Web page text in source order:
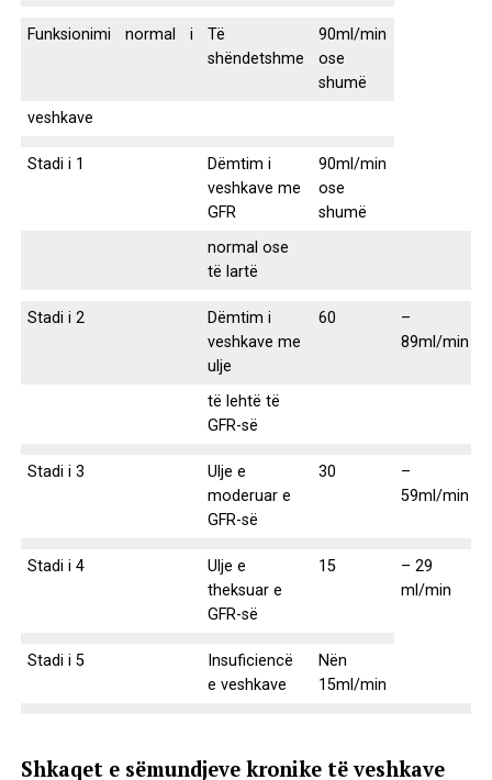
Funksionimi normal i
Të
shëndetshme
90ml/min
ose
shumë
veshkave
Stadi i 1
Dëmtim i
veshkave me
GFR
90ml/min
ose
shumë
normal ose
të lartë
Stadi i 2
Dëmtim i
veshkave me
ulje
60
–
89ml/min
të lehtë të
GFR-së
Stadi i 3
Ulje e
moderuar e
GFR-së
30
–
59ml/min
Stadi i 4
Ulje e
theksuar e
GFR-së
15
– 29
ml/min
Stadi i 5
Insuficiencë
e veshkave
Nën
15ml/min
Shkaqet e sëmundjeve kronike të veshkave